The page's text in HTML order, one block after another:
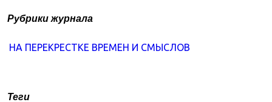
Рубрики журнала
НА ПЕРЕКРЕСТКЕ ВРЕМЕН И СМЫСЛОВ
Теги